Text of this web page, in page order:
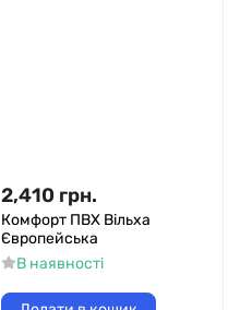
2,410 грн.
Комфорт ПВХ Вільха
Європейська
В наявності